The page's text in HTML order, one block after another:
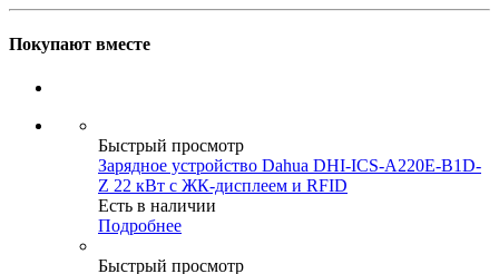
Покупают вместе
Быстрый просмотр
Зарядное устройство Dahua DHI-ICS-A220E-B1D-
Z 22 кВт с ЖК-дисплеем и RFID
Есть в наличии
Подробнее
Быстрый просмотр